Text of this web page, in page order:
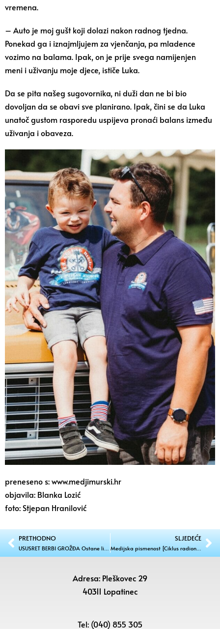
vremena.
– Auto je moj gušt koji dolazi nakon radnog tjedna.
Ponekad ga i iznajmljujem za vjenčanja, pa mladence
vozimo na balama. Ipak, on je prije svega namijenjen
meni i uživanju moje djece, ističe Luka.
Da se pita našeg sugovornika, ni duži dan ne bi bio
dovoljan da se obavi sve planirano. Ipak, čini se da Luka
unatoč gustom rasporedu uspijeva pronaći balans između
uživanja i obaveza.
preneseno s: www.medjimurski.hr
objavila: Blanka Lozić
foto: Stjepan Hranilović
PRETHODNO
USUSRET BERBI GROŽĐA Ostane li ovako bit će ovo odlična i – ranija berba!
SLJEDEĆE
Medijska pismenost [Ciklus radionica]
Adresa: Pleškovec 29
40311 Lopatinec
Tel: (040) 855 305